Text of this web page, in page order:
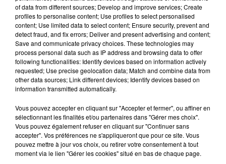
TITRES DIFFUSÉS
7h06
7h06
METRO BOOMIN & THE WEEKND
Creepin
7h03
7h03
ANOTR & 54 ULTRA
Talk To You
of data from different sources; Develop and improve services; Create
profiles to personalise content; Use profiles to select personalised
content; Use limited data to select content; Ensure security, prevent and
detect fraud, and fix errors; Deliver and present advertising and content;
Save and communicate privacy choices. These technologies may
process personal data such as IP address and browsing data to offer
following functionalities: Identify devices based on information actively
requested; Use precise geolocation data; Match and combine data from
other data sources; Link different devices; Identify devices based on
information transmitted automatically.
Vous pouvez accepter en cliquant sur "Accepter et fermer", ou affiner en
sélectionnant les finalités et/ou partenaires dans "Gérer mes choix".
Vous pouvez également refuser en cliquant sur "Continuer sans
accepter". Vos préférences ne s'appliqueront que pour ce site. Vous
pouvez mettre à jour vos choix, ou retirer votre consentement à tout
moment via le lien "Gérer les cookies" situé en bas de chaque page.